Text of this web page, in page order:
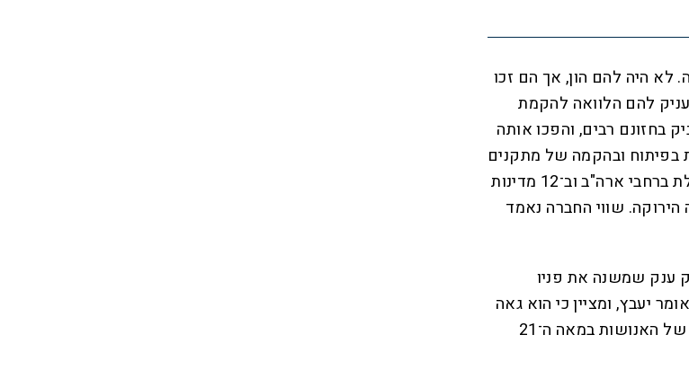
היה להם הון, אך הם זכו
להם הלוואה להקמת
בחזונם רבים, והפכו אותה
בפיתוח ובהקמה של מתקנים
ליצירת חשמל ממקורות שמש ורוח. אנלייט פועלת ברחבי ארה"ב וב־12 מדינות
הירוקה. שווי החברה נאמד
ענק שמשנה את פניו
יעבץ, ומציין כי הוא גאה
על ההזדמנות "לקחת חלק במאבק החשוב ביותר של האנושות במאה ה־21